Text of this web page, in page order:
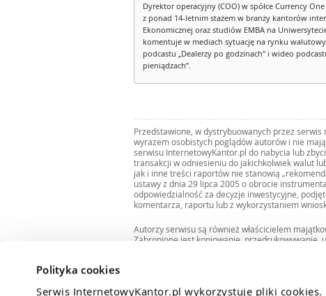
Polityka cookies
Serwis InternetowyKantor.pl wykorzystuje pliki
Dyrektor operacyjny (COO) w spółce Currency
z ponad 14-letnim stażem w branży kantorów
Ekonomicznej oraz studiów EMBA na
komentuje w mediach sytuację na rynku
podcastu „Dealerzy po godzinach" i wideo
pieniądzach”.
Przedstawione, w dystrybuowanych przez
wyrazem osobistych poglądów autorów i nie
serwisu InternetowyKantor.pl do nabycia lub
transakcji w odniesieniu do jakichkolwiek walut
jak i inne treści raportów nie stanowią
ustawy z dnia 29 lipca 2005 o obrocie
odpowiedzialność za decyzje inwestycyjne,
komentarza, raportu lub z wykorzystaniem
Autorzy serwisu są również właścicielem
Zabronione jest kopiowanie, przedrukowywanie,